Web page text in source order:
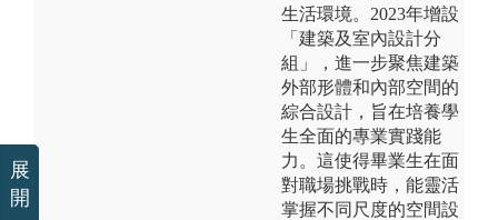
生活環境。2023年增設
「建築及室內設計分
組」，進一步聚焦建築
外部形體和內部空間的
綜合設計，旨在培養學
生全面的專業實踐能
力。這使得畢業生在面
對職場挑戰時，能靈活
掌握不同尺度的空間設
展
開